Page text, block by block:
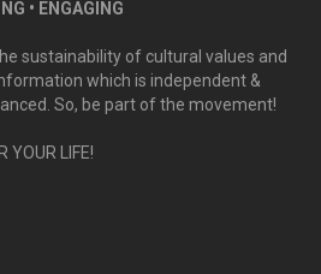
• ENGAGING
sustainability of cultural values and
which is independent &
So, be part of the movement!
YOUR LIFE!